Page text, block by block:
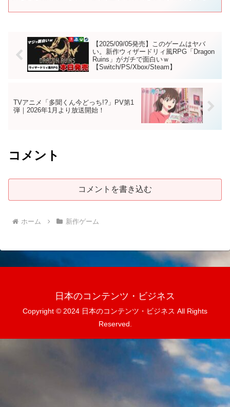
【2025/09/05発売】このゲームはヤバ
い。新作ウィザードリィ風RPG「Dragon
Ruins」がガチで面白いｗ
【Switch/PS/Xbox/Steam】
TVアニメ「多聞くん今どっち!?」PV第1
弾｜2026年1月より放送開始！
コメント
コメントを書き込む
ホーム 新作ゲーム
日本のコンテンツ・ビジネス
Copyright © 2024 日本のコンテンツ・ビジネス All Rights
Reserved.